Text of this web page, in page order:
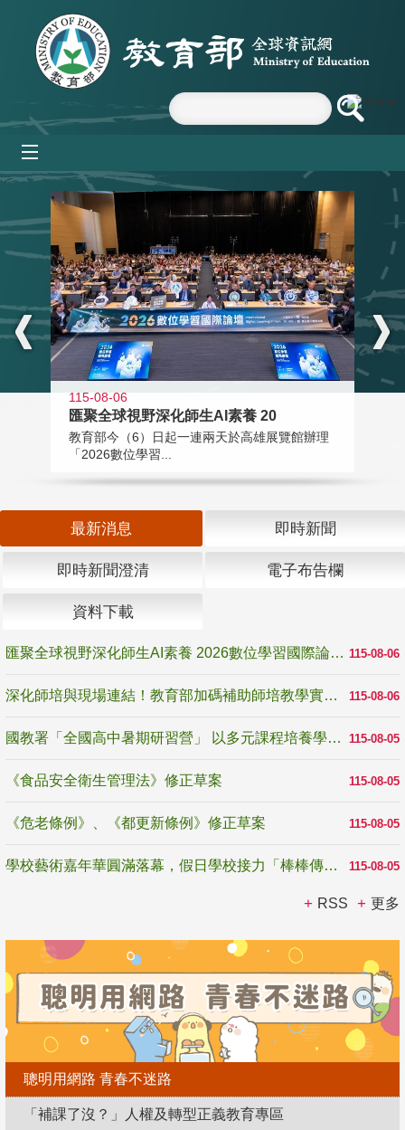
跳到主要內容區塊
:::
115-08-06
匯聚全球視野深化師生AI素養 20
教育部今（6）日起一連兩天於高雄展覽館辦理
「2026數位學習...
最新消息 即時新聞
即時新聞澄清 電子布告欄
資料下載
115-08-06
匯聚全球視野深化師生AI素養 2026數位學習國際論壇高雄登場
115-08-06
深化師培與現場連結！教育部加碼補助師培教學實踐研究 10月師培國際研討會交流教學實踐經驗
115-08-05
國教署「全國高中暑期研習營」 以多元課程培養學生瞭解誠信專業與倫理價值
115-08-05
《食品安全衛生管理法》修正草案
115-08-05
《危老條例》、《都更新條例》修正草案
115-08-05
學校藝術嘉年華圓滿落幕，假日學校接力「棒棒傳美感」
RSS 更多
聰明用網路 青春不迷路
「補課了沒？」人權及轉型正義教育專區